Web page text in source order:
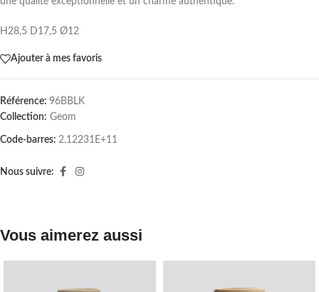
H28,5 D17,5 Ø12
Ajouter à mes favoris
Référence: 96BBLK
Collection: Geom
Code-barres: 2.12231E+11
Nous suivre:
Vous aimerez aussi